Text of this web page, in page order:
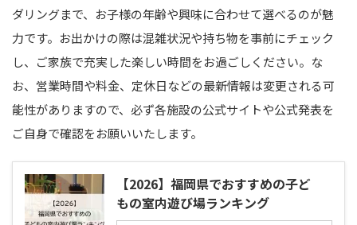
ダリングまで、お子様の年齢や興味に合わせて選べるのが魅
力です。お出かけの際は混雑状況や持ち物を事前にチェック
し、ご家族で充実した楽しい時間をお過ごしください。な
お、営業時間や料金、定休日などの最新情報は変更される可
能性がありますので、必ず各施設の公式サイトや公式発表を
ご自身で確認をお願いいたします。
【2026】福岡県でおすすめの子ど
もの室内遊び場ランキング